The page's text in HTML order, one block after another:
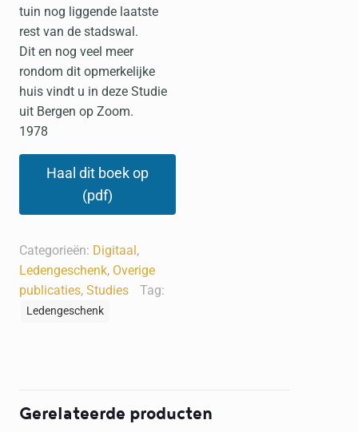
tuin nog liggende laatste
rest van de stadswal.
Dit en nog veel meer
rondom dit opmerkelijke
huis vindt u in deze Studie
uit Bergen op Zoom.
1978
Haal dit boek op
(pdf)
Categorieën: Digitaal,
Ledengeschenk, Overige
publicaties, Studies Tag:
Ledengeschenk
Gerelateerde producten